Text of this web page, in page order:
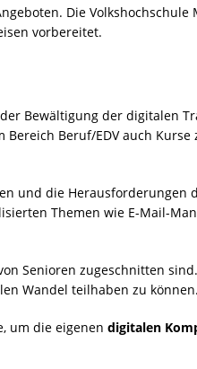
Die
vorbereitet.
Bewältigung der digitalen
Beruf/EDV auch
und die Herausforderungen
Themen wie E-Mail-
Senioren zugeschnitten
Wandel teilhaben zu können.
um die eigenen digitalen